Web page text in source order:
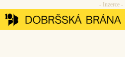
Přeskočit
na
- Inzerce -